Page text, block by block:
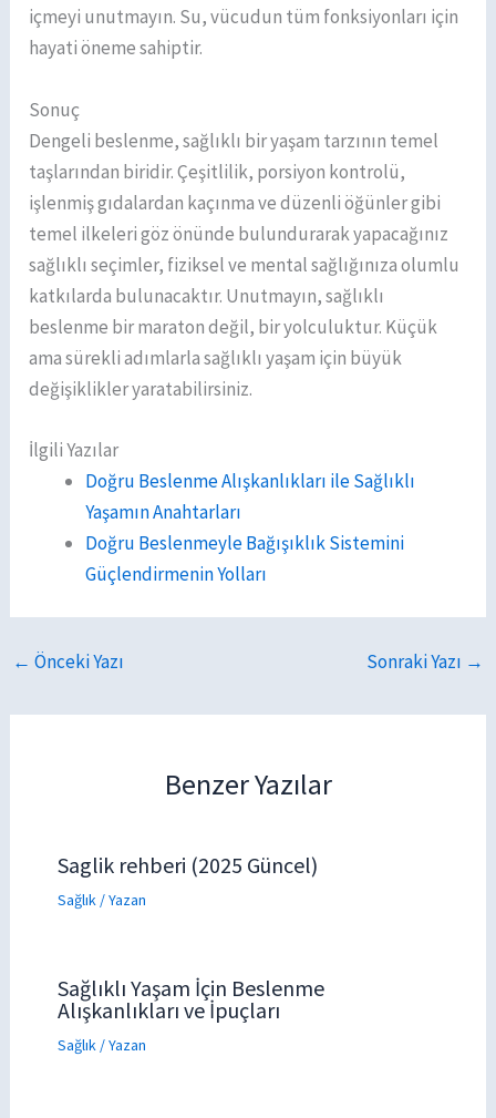
içmeyi unutmayın. Su, vücudun tüm fonksiyonları için
hayati öneme sahiptir.
Sonuç
Dengeli beslenme, sağlıklı bir yaşam tarzının temel
taşlarından biridir. Çeşitlilik, porsiyon kontrolü,
işlenmiş gıdalardan kaçınma ve düzenli öğünler gibi
temel ilkeleri göz önünde bulundurarak yapacağınız
sağlıklı seçimler, fiziksel ve mental sağlığınıza olumlu
katkılarda bulunacaktır. Unutmayın, sağlıklı
beslenme bir maraton değil, bir yolculuktur. Küçük
ama sürekli adımlarla sağlıklı yaşam için büyük
değişiklikler yaratabilirsiniz.
İlgili Yazılar
Doğru Beslenme Alışkanlıkları ile Sağlıklı
Yaşamın Anahtarları
Doğru Beslenmeyle Bağışıklık Sistemini
Güçlendirmenin Yolları
← Önceki Yazı Sonraki Yazı →
Benzer Yazılar
Saglik rehberi (2025 Güncel)
Sağlık/ Yazan
Sağlıklı Yaşam İçin Beslenme
Alışkanlıkları ve İpuçları
Sağlık/ Yazan